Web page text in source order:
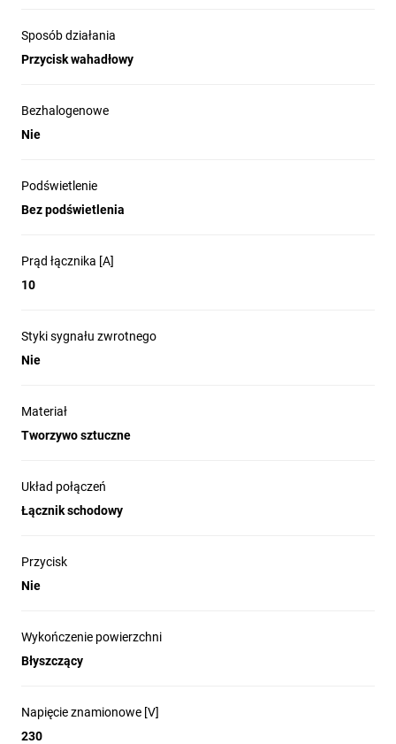
Sposób działania
Przycisk wahadłowy
Bezhalogenowe
Nie
Podświetlenie
Bez podświetlenia
Prąd łącznika [A]
10
Styki sygnału zwrotnego
Nie
Materiał
Tworzywo sztuczne
Układ połączeń
Łącznik schodowy
Przycisk
Nie
Wykończenie powierzchni
Błyszczący
Napięcie znamionowe [V]
230